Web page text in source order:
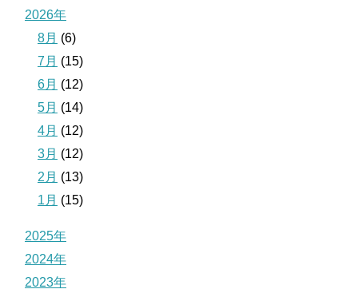
2026年
8月 (6)
7月 (15)
6月 (12)
5月 (14)
4月 (12)
3月 (12)
2月 (13)
1月 (15)
2025年
2024年
2023年